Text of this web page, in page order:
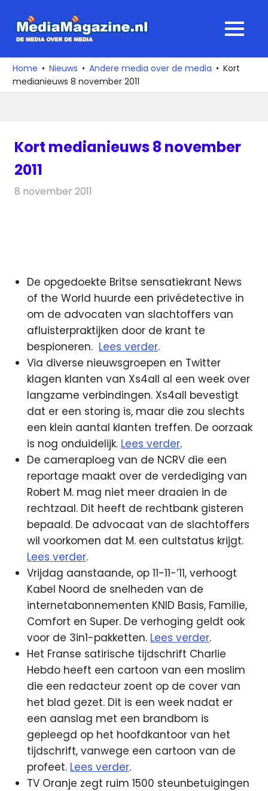
naar
media
over
de
MENU
Home Nieuws Andere media over de media
Kort
medianieuws 8 november 2011
Kort medianieuws 8 november
2011
8 november 2011
De opgedoekte Britse sensatiekrant News
of the World huurde een privédetective in
om de advocaten van slachtoffers van
afluisterpraktijken door de krant te
bespioneren. Lees verder.
Via diverse nieuwsgroepen en Twitter
klagen klanten van Xs4all al een week over
langzame verbindingen. Xs4all bevestigt
dat er een storing is, maar die zou slechts
een klein aantal klanten treffen. De oorzaak
is nog onduidelijk. Lees verder.
De cameraploeg van de NCRV die een
reportage maakt over de verdediging van
Robert M. mag niet meer draaien in de
rechtzaal. Dit heeft de rechtbank gisteren
bepaald. De advocaat van de slachtoffers
wil voorkomen dat M. een cultstatus krijgt.
Lees verder.
Vrijdag aanstaande, op 11-11-’11, verhoogt
Kabel Noord de snelheden van de
internetabonnementen KNID Basis, Familie,
Comfort en Super. De verhoging geldt ook
voor de 3in1-pakketten. Lees verder.
Het Franse satirische tijdschrift Charlie
Hebdo heeft een cartoon van een moslim
die een redacteur zoent op de cover van
het blad gezet. Dit is een week nadat er
een aanslag met een brandbom is
gepleegd op het hoofdkantoor van het
tijdschrift, vanwege een cartoon van de
profeet. Lees verder.
TV Oranje zegt ruim 1500 steunbetuigingen